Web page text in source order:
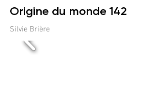
Origine du monde 142
Silvie Brière